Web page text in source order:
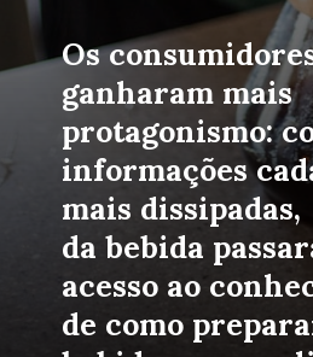
Os
ganharam mais
protagonismo:
informações
mais dissipadas,
da bebida
acesso ao
de como